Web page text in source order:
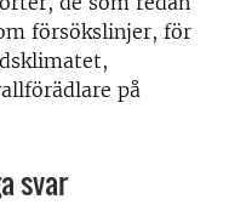
försökslinjer, för
på
svar